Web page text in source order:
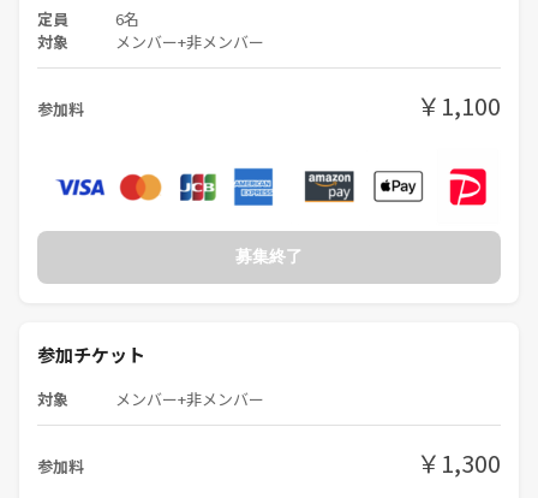
定員 6名
対象 メンバー+非メンバー
参加料 ￥1,100
募集終了
参加チケット
対象 メンバー+非メンバー
参加料 ￥1,300